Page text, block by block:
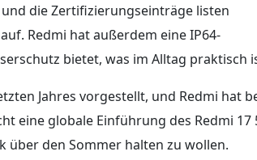
die Zertifizierungseinträge listen
Redmi hat außerdem eine IP64-
bietet, was im Alltag praktisch
Jahres vorgestellt, und Redmi hat
eine globale Einführung des Redmi 17
über den Sommer halten zu wollen.